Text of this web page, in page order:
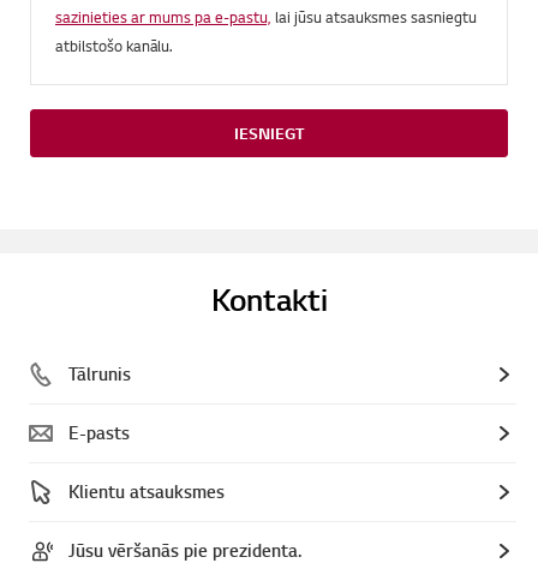
sazinieties ar mums pa e-pastu, lai jūsu atsauksmes sasniegtu
atbilstošo kanālu.
IESNIEGT
Kontakti
Tālrunis
E-pasts
Klientu atsauksmes
Jūsu vēršanās pie prezidenta.